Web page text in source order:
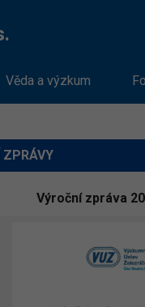
Věda a výzkum
ZPRÁVY
Výroční zpráva